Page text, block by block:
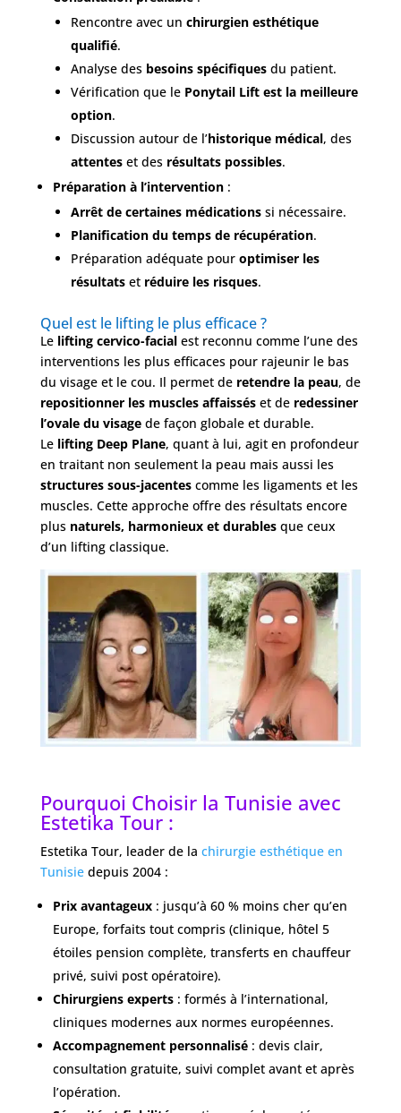
Rencontre avec un chirurgien esthétique
qualifié.
Analyse des besoins spécifiquesdu patient.
Vérification que le Ponytail Lift est la meilleure
option.
Discussion autour de l’historique médical, des
attenteset des résultats possibles.
Préparation à l’intervention:
Arrêt de certaines médicationssi nécessaire.
Planification du temps de récupération.
Préparation adéquate pour optimiser les
résultatset réduire les risques.
Quel est le lifting le plus efficace ?
Le lifting cervico-facialest reconnu comme l’une des
interventions les plus efficaces pour rajeunir le bas
du visage et le cou. Il permet de retendre la peau, de
repositionner les muscles affaisséset de redessiner
l’ovale du visagede façon globale et durable.
Le lifting Deep Plane, quant à lui, agit en profondeur
en traitant non seulement la peau mais aussi les
structures sous-jacentescomme les ligaments et les
muscles. Cette approche offre des résultats encore
plus naturels, harmonieux et durablesque ceux
d’un lifting classique.
Pourquoi Choisir la Tunisie avec
Estetika Tour :
Estetika Tour, leader de la chirurgie esthétique en
Tunisiedepuis 2004 :
Prix avantageux: jusqu’à 60 % moins cher qu’en
Europe, forfaits tout compris (clinique, hôtel 5
étoiles pension complète, transferts en chauffeur
privé, suivi post opératoire).
Chirurgiens experts: formés à l’international,
cliniques modernes aux normes européennes.
Accompagnement personnalisé: devis clair,
consultation gratuite, suivi complet avant et après
l’opération.